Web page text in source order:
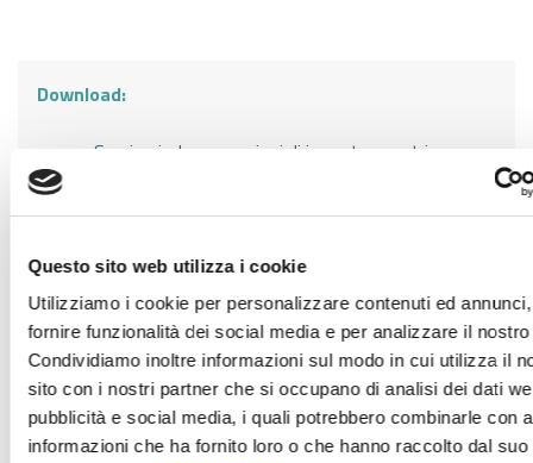
Questo sito web utilizza i cookie
Utilizziamo i cookie per personalizzare contenuti ed
fornire funzionalità dei social media e per analizzare il
Condividiamo inoltre informazioni sul modo in cui utilizza il
sito con i nostri partner che si occupano di analisi dei dati
pubblicità e social media, i quali potrebbero combinarle con
informazioni che ha fornito loro o che hanno raccolto dal
Download:
Seminario Le operazioni di import-export in
ZIP
Seminario Le operazioni di import-export in
ambito doganale e nell’imposizione indiretta -
parte 1 di 2 (11.03.24)